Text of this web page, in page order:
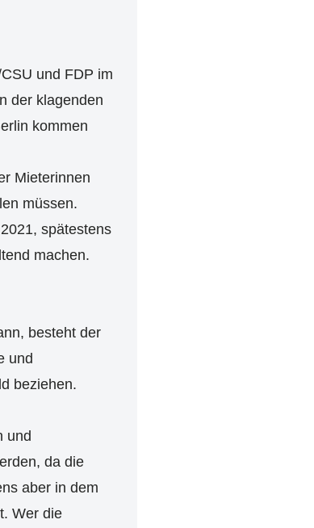
und FDP im
der klagenden
kommen
Mieterinnen
müssen.
spätestens
machen.
besteht der
und
beziehen.
und
da die
aber in dem
Wer die